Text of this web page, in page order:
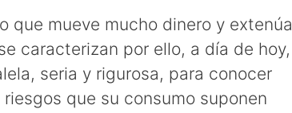
que mueve mucho dinero y extenúa
caracterizan por ello, a día de hoy,
seria y rigurosa, para conocer
que su consumo suponen